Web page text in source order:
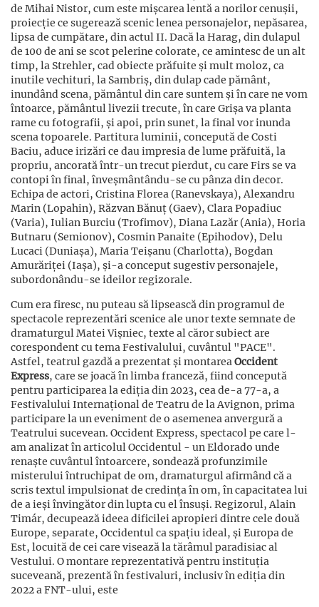
de Mihai Nistor, cum este mișcarea lentă a norilor cenușii,
proiecție ce sugerează scenic lenea personajelor, nepăsarea,
lipsa de cumpătare, din actul II. Dacă la Harag, din dulapul
de 100 de ani se scot pelerine colorate, ce amintesc de un alt
timp, la Strehler, cad obiecte prăfuite și mult moloz, ca
inutile vechituri, la Sambriș, din dulap cade pământ,
inundând scena, pământul din care suntem și în care ne vom
întoarce, pământul livezii trecute, în care Grișa va planta
rame cu fotografii, și apoi, prin sunet, la final vor inunda
scena topoarele. Partitura luminii, concepută de Costi
Baciu, aduce irizări ce dau impresia de lume prăfuită, la
propriu, ancorată într-un trecut pierdut, cu care Firs se va
contopi în final, înveșmântându-se cu pânza din decor.
Echipa de actori, Cristina Florea (Ranevskaya), Alexandru
Marin (Lopahin), Răzvan Bănuț (Gaev), Clara Popadiuc
(Varia), Iulian Burciu (Trofimov), Diana Lazăr (Ania), Horia
Butnaru (Semionov), Cosmin Panaite (Epihodov), Delu
Lucaci (Duniașa), Maria Teișanu (Charlotta), Bogdan
Amurăriței (Iașa), și-a conceput sugestiv personajele,
subordonându-se ideilor regizorale.
Cum era firesc, nu puteau să lipsească din programul de
spectacole reprezentări scenice ale unor texte semnate de
dramaturgul Matei Vișniec, texte al căror subiect are
corespondent cu tema Festivalului, cuvântul "PACE".
Astfel, teatrul gazdă a prezentat și montareaOccident
Express, care se joacă în limba franceză, fiind concepută
pentru participarea la ediția din 2023, cea de-a 77-a, a
Festivalului Internațional de Teatru de la Avignon, prima
participare la un eveniment de o asemenea anvergură a
Teatrului sucevean. Occident Express, spectacol pe care l-
am analizat în articolul Occidentul - un Eldorado unde
renaște cuvântul întoarcere, sondează profunzimile
misterului întruchipat de om, dramaturgul afirmând că a
scris textul impulsionat de credința în om, în capacitatea lui
de a ieși învingător din lupta cu el însuși. Regizorul, Alain
Timár, decupează ideea dificilei apropieri dintre cele două
Europe, separate, Occidentul ca spațiu ideal, și Europa de
Est, locuită de cei care visează la tărâmul paradisiac al
Vestului. O montare reprezentativă pentru instituția
suceveană, prezentă în festivaluri, inclusiv în ediția din
2022 a FNT-ului, este